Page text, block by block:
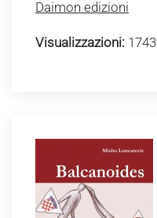
Daimon edizioni
Visualizzazioni: 1743